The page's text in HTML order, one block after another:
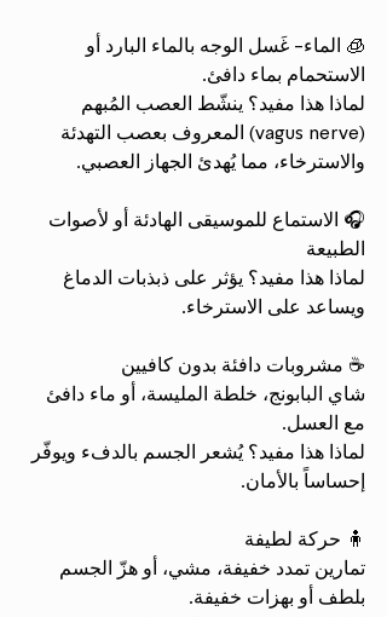
🧊 الماء- غَسل الوجه بالماء البارد أو
الاستحمام بماء دافئ.
لماذا هذا مفيد؟ ينشّط العصب المُبهم
(vagus nerve) المعروف بعصب التهدئة
والاسترخاء، مما يُهدئ الجهاز العصبي.
🎧 الاستماع للموسيقى الهادئة أو لأصوات
الطبيعة
لماذا هذا مفيد؟ يؤثر على ذبذبات الدماغ
ويساعد على الاسترخاء.
☕ مشروبات دافئة بدون كافيين
شاي البابونج، خلطة المليسة، أو ماء دافئ
مع العسل.
لماذا هذا مفيد؟ يُشعر الجسم بالدفء ويوفّر
إحساساً بالأمان.
🧍 حركة لطيفة
تمارين تمدد خفيفة، مشي، أو هزّ الجسم
بلطف أو بهزات خفيفة.